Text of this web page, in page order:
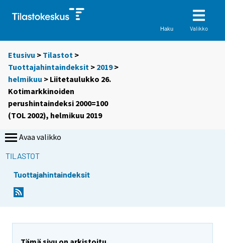
Haku Valikko
Etusivu > Tilastot >
Tuottajahintaindeksit > 2019>
helmikuu > Liitetaulukko 26.
Kotimarkkinoiden
perushintaindeksi 2000=100
(TOL 2002), helmikuu 2019
Avaa valikko
TILASTOT
Tuottajahintaindeksit